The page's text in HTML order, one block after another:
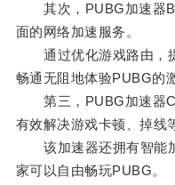
其次，PUBG加速器B
面的网络加速服务。
通过优化游戏路由，提
畅通无阻地体验PUBG的
第三，PUBG加速器C
有效解决游戏卡顿、掉线
该加速器还拥有智能
家可以自由畅玩PUBG。